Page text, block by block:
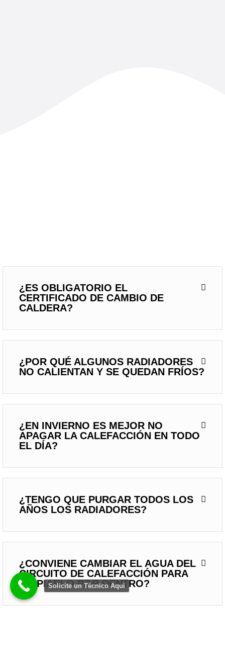
¿ES OBLIGATORIO EL
CERTIFICADO DE CAMBIO DE
CALDERA?
¿POR QUÉ ALGUNOS RADIADORES
NO CALIENTAN Y SE QUEDAN FRÍOS?
¿EN INVIERNO ES MEJOR NO
APAGAR LA CALEFACCIÓN EN TODO
EL DÍA?
¿TENGO QUE PURGAR TODOS LOS
AÑOS LOS RADIADORES?
¿CONVIENE CAMBIAR EL AGUA DEL
CIRCUITO DE CALEFACCIÓN PARA
LIMPIARLO POR DENTRO?
Solicite un Técnico Aqui